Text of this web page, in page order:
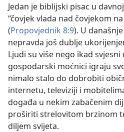
Jedan je biblijski pisac u
“čovjek vlada nad čovjekom
(Propovjednik 8:9). U
nepravda još dublje
Ljudi su više nego ikad
gospodarski moćnici igraju
nimalo stalo do dobrobiti
internetu, televiziji i
događa u nekim zabačenim
proširiti strelovitom brzinom
diljem svijeta.